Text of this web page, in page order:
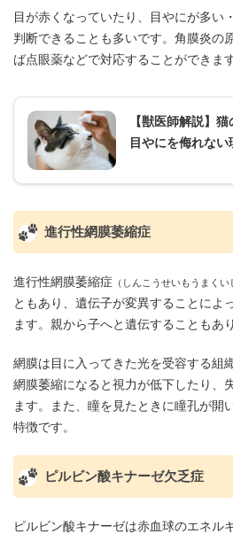
目が赤くなっていたり、目やにが多い
判断できることも多いです。角膜炎の
ば点眼薬などで対応することができます
【獣医師解説】
目やにを侮れな
進行性網膜萎縮症
進行性網膜萎縮症 （しんこうせいもうまくい
ともあり、遺伝子が変異することによ
ます。親から子へと遺伝することもあ
網膜は目に入ってきた光を受容する組
網膜萎縮になると視力が低下したり、
ます。また、瞳を見たときに瞳孔が開
特徴です。
ピルビン酸キナーゼ欠乏症
ピルビン酸キナーゼは赤血球のエネル